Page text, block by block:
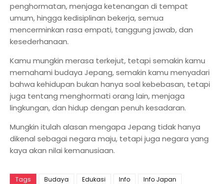
penghormatan, menjaga ketenangan di tempat
umum, hingga kedisiplinan bekerja, semua
mencerminkan rasa empati, tanggung jawab, dan
kesederhanaan.
Kamu mungkin merasa terkejut, tetapi semakin kamu
memahami budaya Jepang, semakin kamu menyadari
bahwa kehidupan bukan hanya soal kebebasan, tetapi
juga tentang menghormati orang lain, menjaga
lingkungan, dan hidup dengan penuh kesadaran.
Mungkin itulah alasan mengapa Jepang tidak hanya
dikenal sebagai negara maju, tetapi juga negara yang
kaya akan nilai kemanusiaan.
Tags Budaya Edukasi Info
Info Japan